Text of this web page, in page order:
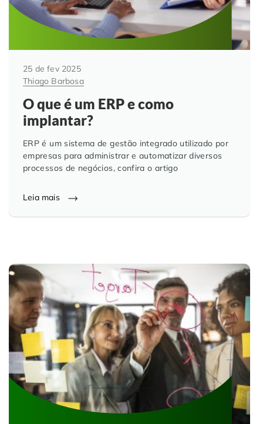
25 de fev 2025
Thiago Barbosa
O que é um ERP e como
implantar?
ERP é um sistema de gestão integrado utilizado por
empresas para administrar e automatizar diversos
processos de negócios, confira o artigo
Leia mais